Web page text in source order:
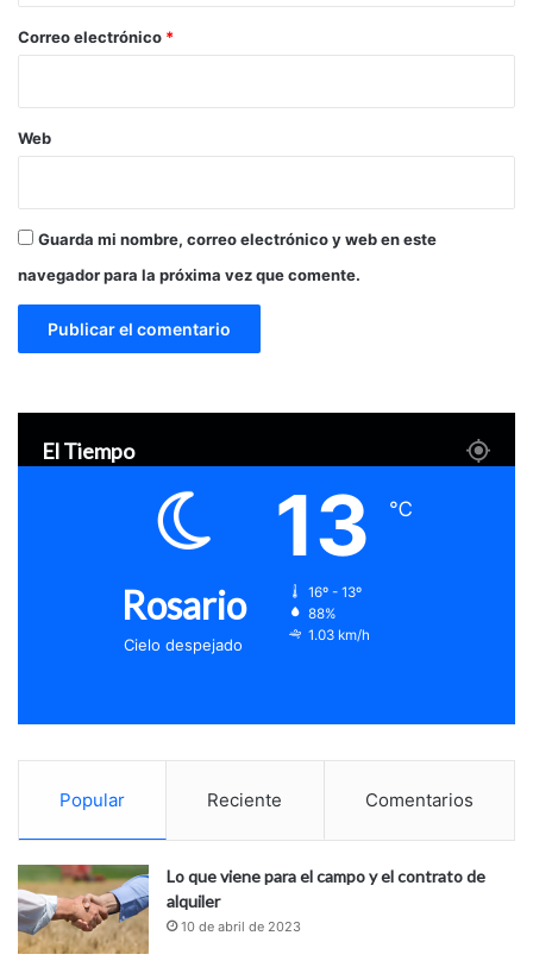
*
Correo electrónico *
Web
Guarda mi nombre, correo electrónico y web en este
navegador para la próxima vez que comente.
El Tiempo
Rosario
Cielo despejado
13 ℃
16º - 13º
88%
1.03 km/h
Popular Reciente Comentarios
Lo que viene para el campo y el contrato de
alquiler
10 de abril de 2023